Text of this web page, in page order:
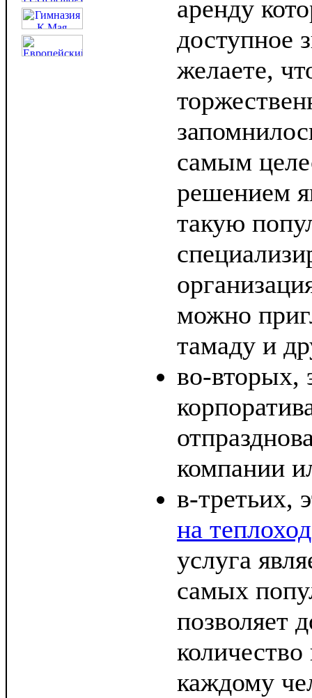
аренду
доступное
желаете,
самым
решением
такую
можно
тамаду и
во-вторых,
компании
в-третьих,
на
услуга
самых
позволяет
каждому